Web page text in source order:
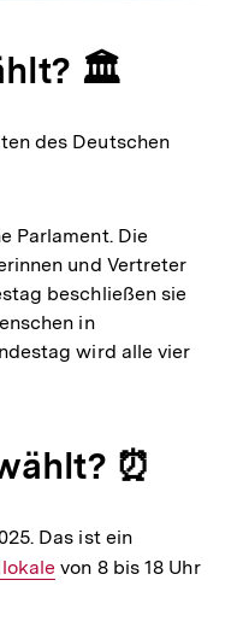
🏛️
des Deutschen
Parlament. Die
und Vertreter
beschließen sie
in
wird alle vier
⏰
Das ist ein
von 8 bis 18 Uhr